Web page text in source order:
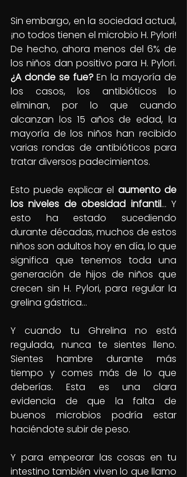
Sin embargo, en la sociedad actual,
¡no todos tienen el microbio H. Pylori!
De hecho, ahora menos del 6% de
¿A donde se fue? En la mayoría de
los casos, los antibióticos lo
eliminan, por lo que cuando
alcanzan los 15 años de edad, la
mayoría de los niños han recibido
varias rondas de antibióticos para
tratar diversos padecimientos.
Esto puede explicar el aumento de
los niveles de obesidad infantil… Y
esto ha estado sucediendo
durante décadas, muchos de estos
niños son adultos hoy en día, lo que
significa que tenemos toda una
generación de hijos de niños que
crecen sin H. Pylori, para regular la
grelina gástrica…
Y cuando tu Ghrelina no está
regulada, nunca te sientes lleno.
Sientes hambre durante más
tiempo y comes más de lo que
deberías. Esta es una clara
evidencia de que la falta de
buenos microbios podría estar
haciéndote subir de peso.
Y para empeorar las cosas en tu
intestino también viven lo que llamo